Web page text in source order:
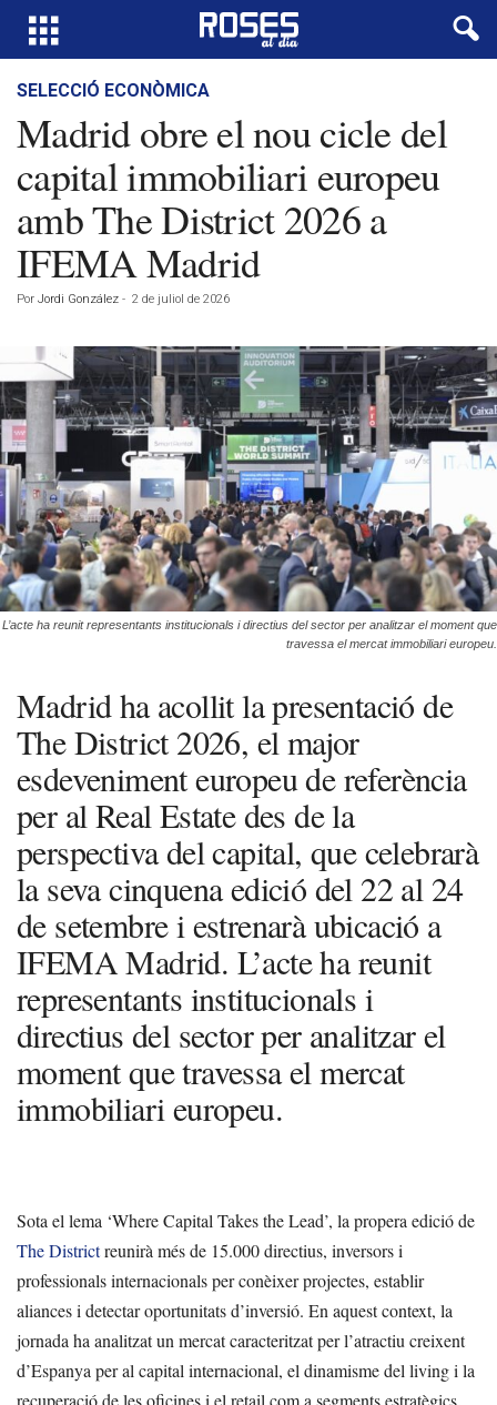
SELECCIÓ ECONÒMICA
Madrid obre el nou cicle del
capital immobiliari europeu
amb The District 2026 a
IFEMA Madrid
Por Jordi González - 2 de juliol de 2026
L’acte ha reunit representants institucionals i directius del sector per analitzar el moment que
travessa el mercat immobiliari europeu.
Madrid ha acollit la presentació de
The District 2026, el major
esdeveniment europeu de referència
per al Real Estate des de la
perspectiva del capital, que celebrarà
la seva cinquena edició del 22 al 24
de setembre i estrenarà ubicació a
IFEMA Madrid. L’acte ha reunit
representants institucionals i
directius del sector per analitzar el
moment que travessa el mercat
immobiliari europeu.
Sota el lema ‘Where Capital Takes the Lead’, la propera edició de
The Districtreunirà més de 15.000 directius, inversors i
professionals internacionals per conèixer projectes, establir
aliances i detectar oportunitats d’inversió. En aquest context, la
jornada ha analitzat un mercat caracteritzat per l’atractiu creixent
d’Espanya per al capital internacional, el dinamisme del living i la